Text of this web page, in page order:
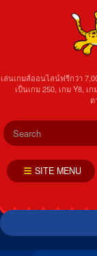
เล่นเกมส์ออนไลน์ฟรีกว่า
เป็นเกม 250, เกม Y8,
ด
SITE MENU